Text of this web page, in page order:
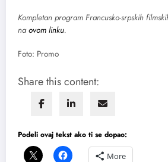
Kompletan program Francusko-srpskih
naovom linku.
Foto: Promo
Share this content:
Podeli ovaj tekst ako ti se dopao:
More